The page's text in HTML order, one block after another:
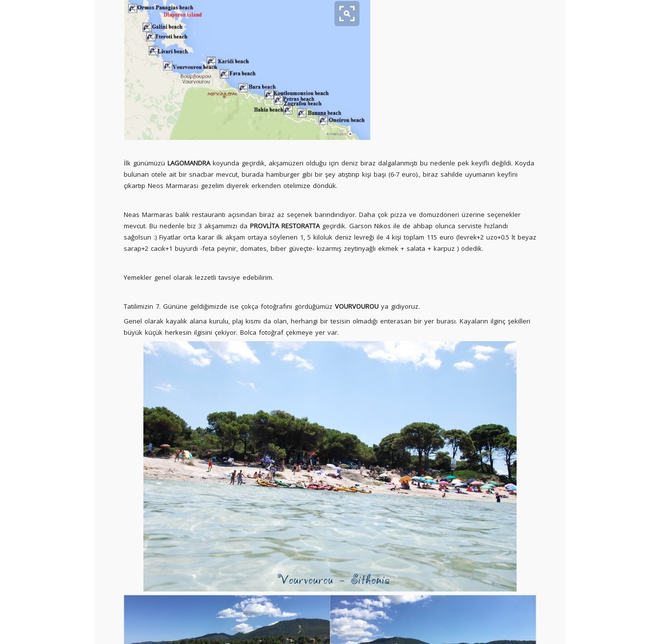
İlk günümüzü LAGOMANDRAkoyunda geçirdik, akşamüzeri olduğu için deniz biraz dalgalanmıştı bu nedenle pek keyifli değildi. Koyda
bulunan otele ait bir snacbar mevcut, burada hamburger gibi bir şey atıştırıp kişi başı (6-7 euro)., biraz sahilde uyumanın keyfini
çıkartıp Neos Marmarası gezelim diyerek erkenden otelimize döndük.
Neas Marmaras balık restaurantı açısından biraz az seçenek barındırıdıyor. Daha çok pizza ve domuzdöneri üzerine seçenekler
mevcut. Bu nedenle biz 3 akşamımızı da PROVLİTA RESTORATTA geçirdik. Garson Nikos ile de ahbap olunca serviste hızlandı
sağolsun :) Fiyatlar orta karar ilk akşam ortaya söylenen 1, 5 kiloluk deniz levreği ile 4 kişi toplam 115 euro (levrek+2 uzo+0.5 lt beyaz
sarap+2 cacık+1 buyurdi -feta peynir, domates, biber güveçte- kızarmış zeytinyağlı ekmek + salata + karpuz ) ödedik.
Yemekler genel olarak lezzetli tavsiye edebilirim.
Tatilimizin 7. Gününe geldiğimizde ise çokça fotoğrafını gördüğümüz VOURVOUROU ya gidiyoruz.
Genel olarak kayalık alana kurulu, plaj kısmı da olan, herhangi bir tesisin olmadığı enterasan bir yer burası. Kayaların ilginç şekilleri
büyük küçük herkesin ilgisini çekiyor. Bolca fotoğraf çekmeye yer var.